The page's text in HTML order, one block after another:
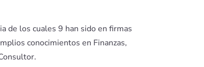
de los cuales 9 han sido en firmas
conocimientos en Finanzas,